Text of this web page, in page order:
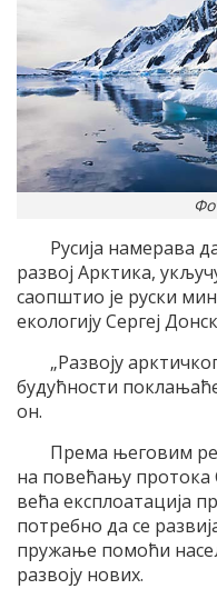
Русија намерава
развој Арктика,
саопштио је руски
екологију Сергеј
„Развоју
будућности
он.
Према његовим
на повећању
већа експлоатација
потребно да се
пружање помоћи
развоју нових.